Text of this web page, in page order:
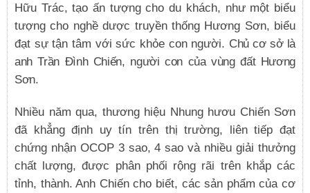
Hữu Trác, tạo ấn tượng cho du khách, như một biểu
tượng cho nghề dược truyền thống Hương Sơn, biểu
đạt sự tận tâm với sức khỏe con người. Chủ cơ sở là
anh Trần Đình Chiến, người con của vùng đất Hương
Sơn.
Nhiều năm qua, thương hiệu Nhung hươu Chiến Sơn
đã khẳng định uy tín trên thị trường, liên tiếp đạt
chứng nhận OCOP 3 sao, 4 sao và nhiều giải thưởng
chất lượng, được phân phối rộng rãi trên khắp các
tỉnh, thành. Anh Chiến cho biết, các sản phẩm của cơ